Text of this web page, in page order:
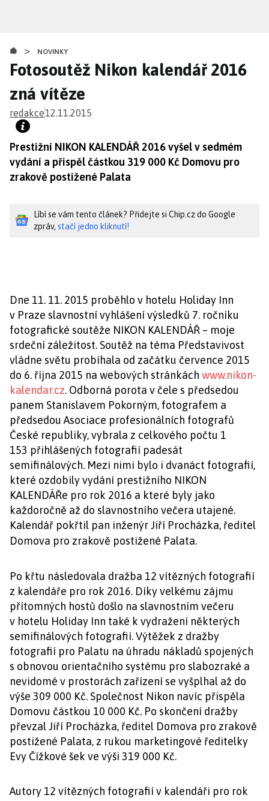
obsahu
> NOVINKY
Fotosoutěž Nikon kalendář 2016
zná vítěze
redakce12.11.2015
Prestižní NIKON KALENDÁŘ 2016 vyšel v sedmém
vydání a přispěl částkou 319 000 Kč Domovu pro
zrakově postižené Palata
Líbí se vám tento článek? Přidejte si Chip.cz do Google
zpráv, stačí jedno kliknutí!
Dne 11. 11. 2015 proběhlo v hotelu Holiday Inn
v Praze slavnostní vyhlášení výsledků 7. ročníku
fotografické soutěže NIKON KALENDÁŘ – moje
srdeční záležitost. Soutěž na téma Představivost
vládne světu probíhala od začátku července 2015
do 6. října 2015 na webových stránkách www.nikon-
kalendar.cz. Odborná porota v čele s předsedou
panem Stanislavem Pokorným, fotografem a
předsedou Asociace profesionálních fotografů
České republiky, vybrala z celkového počtu 1
153 přihlášených fotografií padesát
semifinálových. Mezi nimi bylo i dvanáct fotografií,
které ozdobily vydání prestižního NIKON
KALENDÁŘe pro rok 2016 a které byly jako
každoročně až do slavnostního večera utajené.
Kalendář pokřtil pan inženýr Jiří Procházka, ředitel
Domova pro zrakově postižené Palata.
Po křtu následovala dražba 12 vítězných fotografií
z kalendáře pro rok 2016. Díky velkému zájmu
přítomných hostů došlo na slavnostním večeru
v hotelu Holiday Inn také k vydražení některých
semifinálových fotografií. Výtěžek z dražby
fotografií pro Palatu na úhradu nákladů spojených
s obnovou orientačního systému pro slabozraké a
nevidomé v prostorách zařízení se vyšplhal až do
výše 309 000 Kč. Společnost Nikon navíc přispěla
Domovu částkou 10 000 Kč. Po skončení dražby
převzal Jiří Procházka, ředitel Domova pro zrakově
postižené Palata, z rukou marketingové ředitelky
Evy Čížkové šek ve výši 319 000 Kč.
Autory 12 vítězných fotografií v kalendáři pro rok